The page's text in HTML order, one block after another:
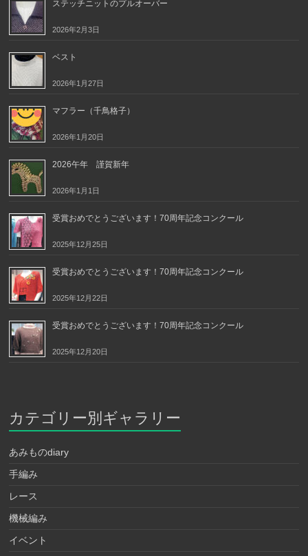
ステッチニットのプルオーバー
2026年2月3日
ベスト
2026年1月27日
マフラー（千鳥格子）
2026年1月20日
2026午年 謹賀新年
2026年1月1日
受賞おめでとうございます！70周年記念コンクール
2025年12月25日
受賞おめでとうございます！70周年記念コンクール
2025年12月22日
受賞おめでとうございます！70周年記念コンクール
2025年12月20日
カテゴリー別ギャラリー
あみものdiary
手編み
レース
機械編み
イベント